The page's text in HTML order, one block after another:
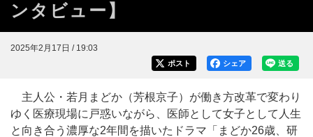
ンタビュー】
2025年2月17日 / 19:03
送る
シェア
ポスト
主人公・若月まどか（芳根京子）が働き方改革で変わり
ゆく医療現場に戸惑いながら、医師として女子として人生
と向き合う濃厚な2年間を描いたドラマ「まどか26歳、研